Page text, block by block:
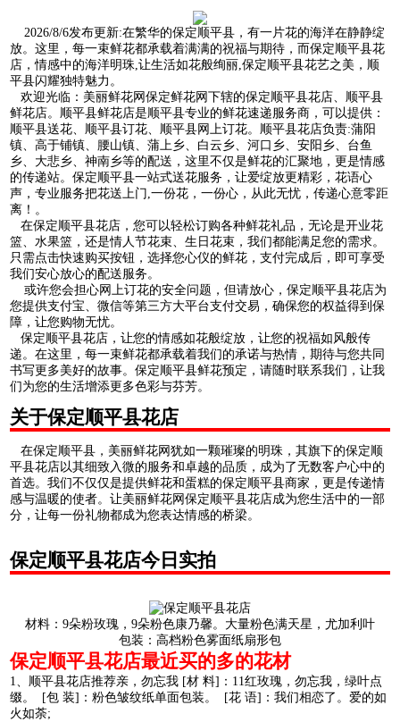
2026/8/6发布更新:在繁华的保定顺平县，有一片花的海洋在静静绽
放。这里，每一束鲜花都承载着满满的祝福与期待，而保定顺平县花
店，情感中的海洋明珠,让生活如花般绚丽,保定顺平县花艺之美，顺
平县闪耀独特魅力。
欢迎光临：美丽鲜花网保定鲜花网下辖的保定顺平县花店、顺平县
鲜花店。顺平县鲜花店是顺平县专业的鲜花速递服务商，可以提供：
顺平县送花、顺平县订花、顺平县网上订花。顺平县花店负责:蒲阳
镇、高于铺镇、腰山镇、蒲上乡、白云乡、河口乡、安阳乡、台鱼
乡、大悲乡、神南乡等的配送，这里不仅是鲜花的汇聚地，更是情感
的传递站。保定顺平县一站式送花服务，让爱绽放更精彩，花语心
声，专业服务把花送上门,一份花，一份心，从此无忧，传递心意零距
离！。
在保定顺平县花店，您可以轻松订购各种鲜花礼品，无论是开业花
篮、水果篮，还是情人节花束、生日花束，我们都能满足您的需求。
只需点击快速购买按钮，选择您心仪的鲜花，支付完成后，即可享受
我们安心放心的配送服务。
或许您会担心网上订花的安全问题，但请放心，保定顺平县花店为
您提供支付宝、微信等第三方大平台支付交易，确保您的权益得到保
障，让您购物无忧。
保定顺平县花店，让您的情感如花般绽放，让您的祝福如风般传
递。在这里，每一束鲜花都承载着我们的承诺与热情，期待与您共同
书写更多美好的故事。保定顺平县鲜花预定，请随时联系我们，让我
们为您的生活增添更多色彩与芬芳。
关于保定顺平县花店
在保定顺平县，美丽鲜花网犹如一颗璀璨的明珠，其旗下的保定顺
平县花店以其细致入微的服务和卓越的品质，成为了无数客户心中的
首选。我们不仅仅是提供鲜花和蛋糕的保定顺平县商家，更是传递情
感与温暖的使者。让美丽鲜花网保定顺平县花店成为您生活中的一部
分，让每一份礼物都成为您表达情感的桥梁。
保定顺平县花店今日实拍
材料：9朵粉玫瑰，9朵粉色康乃馨。大量粉色满天星，尤加利叶
包装：高档粉色雾面纸扇形包
保定顺平县花店最近买的多的花材
1、顺平县花店推荐亲，勿忘我 [材 料]：11红玫瑰，勿忘我，绿叶点
缀。 [包 装]：粉色皱纹纸单面包装。 [花 语]：我们相恋了。爱的如
火如荼;